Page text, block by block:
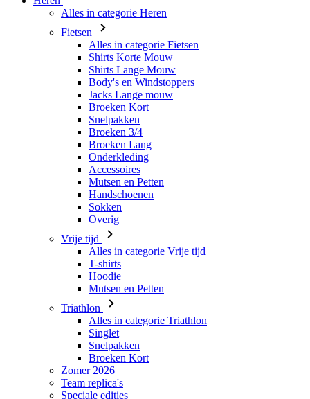
Shirts Lange Mouw
Body's en Windstoppers
Jacks Lange mouw
Broeken Kort
Snelpakken
Broeken 3/4
Broeken Lang
Onderkleding
Accessoires
Mutsen en Petten
Handschoenen
Sokken
Overig
Vrije tijd
Alles in categorie Vrije tijd
T-shirts
Hoodie
Mutsen en Petten
Triathlon
Alles in categorie Triathlon
Singlet
Snelpakken
Broeken Kort
Zomer 2026
Team replica's
Speciale edities
Opruiming
Waardebonnen
Dames
Alles in categorie Dames